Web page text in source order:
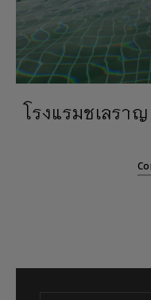
โรงแรมชเลรา